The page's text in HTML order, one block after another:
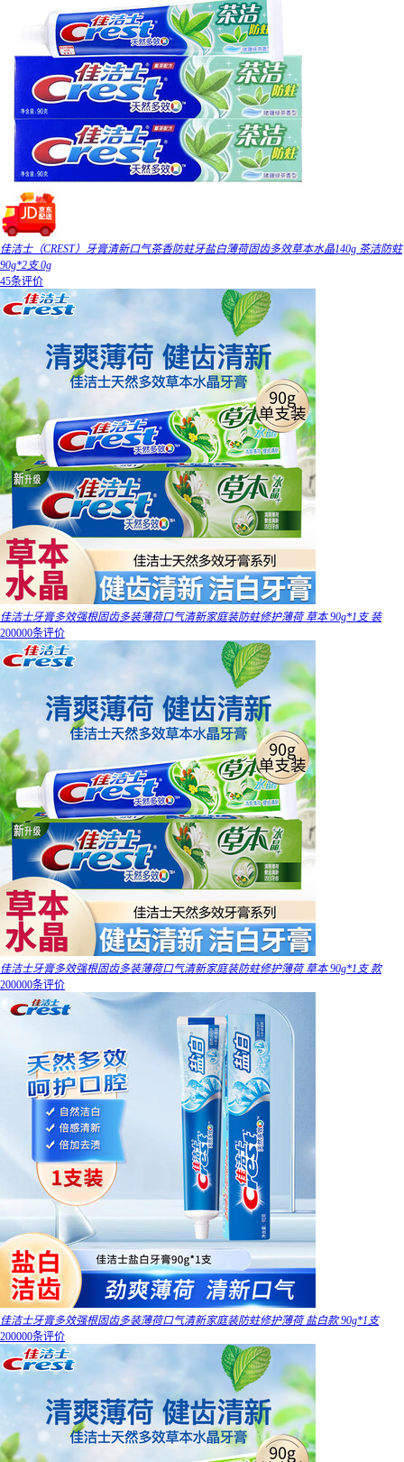
佳洁士（CREST）牙膏清新口气茶香防蛀牙盐白薄荷固齿多效草本水晶140g 茶洁防蛀
90g*2支 0g
45条评价
佳洁士牙膏多效强根固齿多装薄荷口气清新家庭装防蛀修护薄荷 草本 90g*1支 装
200000条评价
佳洁士牙膏多效强根固齿多装薄荷口气清新家庭装防蛀修护薄荷 草本 90g*1支 款
200000条评价
佳洁士牙膏多效强根固齿多装薄荷口气清新家庭装防蛀修护薄荷 盐白款 90g*1支
200000条评价